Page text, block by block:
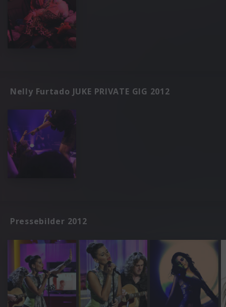
Nelly Furtado JUKE PRIVATE GIG 2012
Pressebilder 2012